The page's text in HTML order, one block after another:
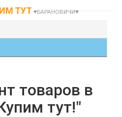
ТУТ ♥БАРАНОВИЧИ♥
товаров в
тут!"